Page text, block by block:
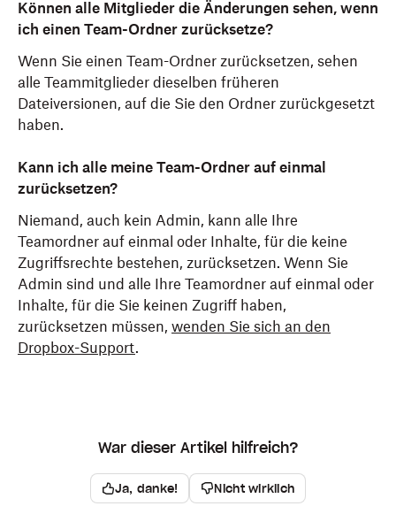
Können alle Mitglieder die Änderungen sehen, wenn
ich einen Team-Ordner zurücksetze?
Wenn Sie einen Team-Ordner zurücksetzen, sehen
alle Teammitglieder dieselben früheren
Dateiversionen, auf die Sie den Ordner zurückgesetzt
haben.
Kann ich alle meine Team-Ordner auf einmal
zurücksetzen?
Niemand, auch kein Admin, kann alle Ihre
Teamordner auf einmal oder Inhalte, für die keine
Zugriffsrechte bestehen, zurücksetzen. Wenn Sie
Admin sind und alle Ihre Teamordner auf einmal oder
Inhalte, für die Sie keinen Zugriff haben,
zurücksetzen müssen, wenden Sie sich an den
Dropbox-Support.
War dieser Artikel hilfreich?
Ja, danke! Nicht wirklich